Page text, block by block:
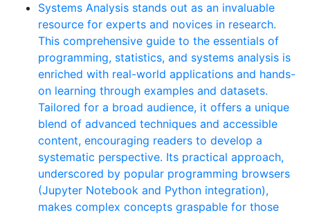
Systems Analysis stands out as an invaluable
resource for experts and novices in research.
This comprehensive guide to the essentials of
programming, statistics, and systems analysis is
enriched with real-world applications and hands-
on learning through examples and datasets.
Tailored for a broad audience, it offers a unique
blend of advanced techniques and accessible
content, encouraging readers to develop a
systematic perspective. Its practical approach,
underscored by popular programming browsers
(Jupyter Notebook and Python integration),
makes complex concepts graspable for those